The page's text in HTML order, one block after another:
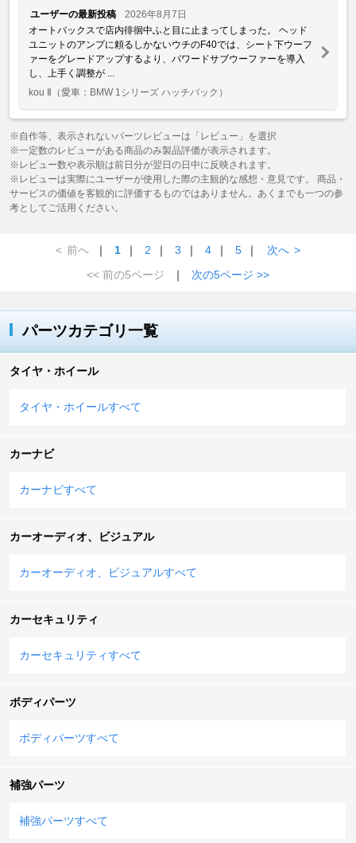
ユーザーの最新投稿
2026年8月7日
オートバックスで店内徘徊中ふと目に止まってしまった。 ヘッド
ユニットのアンプに頼るしかないウチのF40では、シート下ウーフ
ァーをグレードアップするより、パワードサブウーファーを導入
し、上手く調整が ...
kou Ⅱ （愛車：BMW 1シリーズ ハッチバック）
※自作等、表示されないパーツレビューは「レビュー」を選択
※一定数のレビューがある商品のみ製品評価が表示されます。
※レビュー数や表示順は前日分が翌日の日中に反映されます。
※レビューは実際にユーザーが使用した際の主観的な感想・意見です。 商品・
サービスの価値を客観的に評価するものではありません。あくまでも一つの参
考としてご活用ください。
< 前へ ｜ 1 ｜ 2 ｜ 3 ｜ 4 ｜ 5 ｜ 次へ >
<< 前の5ページ
｜ 次の5ページ >>
パーツカテゴリ一覧
タイヤ・ホイール
タイヤ・ホイールすべて
カーナビ
カーナビすべて
カーオーディオ、ビジュアル
カーオーディオ、ビジュアルすべて
カーセキュリティ
カーセキュリティすべて
ボディパーツ
ボディパーツすべて
補強パーツ
補強パーツすべて